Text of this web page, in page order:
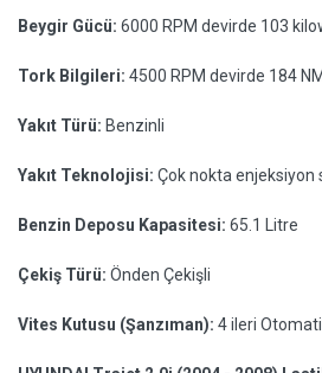
Beygir Gücü: 6000 RPM devirde 103
Tork Bilgileri: 4500 RPM devirde 184
Yakıt Türü: Benzinli
Yakıt Teknolojisi: Çok nokta enjeksiyon
Benzin Deposu Kapasitesi: 65.1 Litre
Çekiş Türü: Önden Çekişli
Vites Kutusu (Şanzıman): 4 ileri